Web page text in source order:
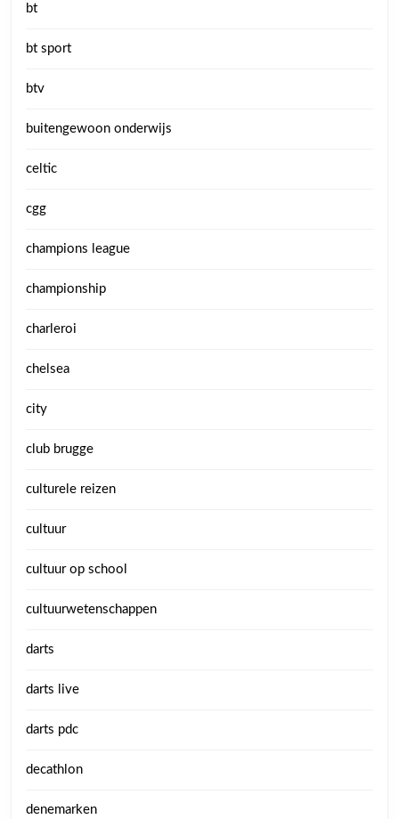
bt
bt sport
btv
buitengewoon onderwijs
celtic
cgg
champions league
championship
charleroi
chelsea
city
club brugge
culturele reizen
cultuur
cultuur op school
cultuurwetenschappen
darts
darts live
darts pdc
decathlon
denemarken